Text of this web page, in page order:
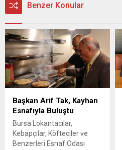
Benzer Konular
Başkan Arif Tak, Kayhan
Esnafıyla Buluştu
Bursa Lokantacılar,
Kebapçılar, Köfteciler ve
Benzerleri Esnaf Odası